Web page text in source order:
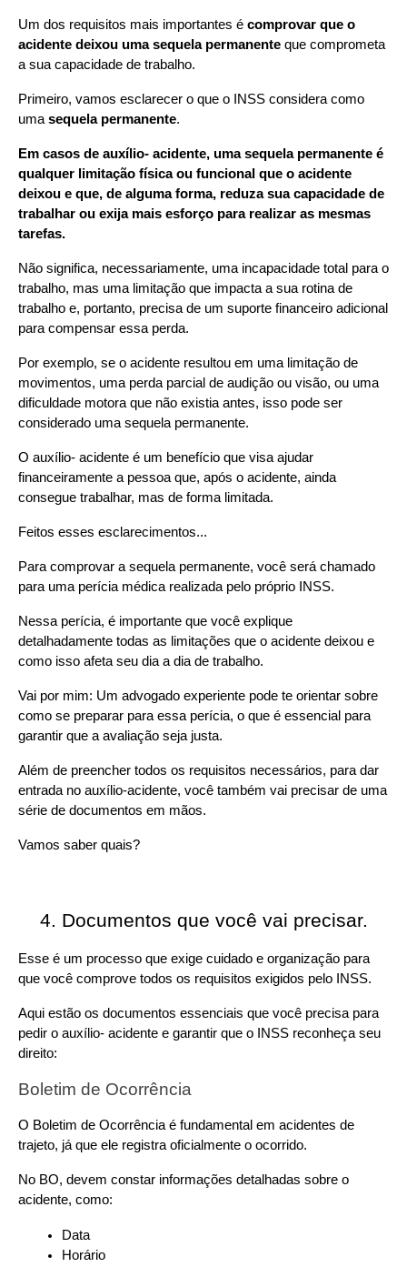
Um dos requisitos mais importantes é comprovar que o
acidente deixou uma sequela permanente que comprometa
a sua capacidade de trabalho.
Primeiro, vamos esclarecer o que o INSS considera como
uma sequela permanente.
Em casos de auxílio- acidente, uma sequela permanente é
qualquer limitação física ou funcional que o acidente
deixou e que, de alguma forma, reduza sua capacidade de
trabalhar ou exija mais esforço para realizar as mesmas
tarefas.
Não significa, necessariamente, uma incapacidade total para o
trabalho, mas uma limitação que impacta a sua rotina de
trabalho e, portanto, precisa de um suporte financeiro adicional
para compensar essa perda.
Por exemplo, se o acidente resultou em uma limitação de
movimentos, uma perda parcial de audição ou visão, ou uma
dificuldade motora que não existia antes, isso pode ser
considerado uma sequela permanente.
O auxílio- acidente é um benefício que visa ajudar
financeiramente a pessoa que, após o acidente, ainda
consegue trabalhar, mas de forma limitada.
Feitos esses esclarecimentos...
Para comprovar a sequela permanente, você será chamado
para uma perícia médica realizada pelo próprio INSS.
Nessa perícia, é importante que você explique
detalhadamente todas as limitações que o acidente deixou e
como isso afeta seu dia a dia de trabalho.
Vai por mim: Um advogado experiente pode te orientar sobre
como se preparar para essa perícia, o que é essencial para
garantir que a avaliação seja justa.
Além de preencher todos os requisitos necessários, para dar
entrada no auxílio-acidente, você também vai precisar de uma
série de documentos em mãos.
Vamos saber quais?
Documentos que você vai precisar.
Esse é um processo que exige cuidado e organização para
que você comprove todos os requisitos exigidos pelo INSS.
Aqui estão os documentos essenciais que você precisa para
pedir o auxílio- acidente e garantir que o INSS reconheça seu
direito:
Boletim de Ocorrência
O Boletim de Ocorrência é fundamental em acidentes de
trajeto, já que ele registra oficialmente o ocorrido.
No BO, devem constar informações detalhadas sobre o
acidente, como:
Data
Horário